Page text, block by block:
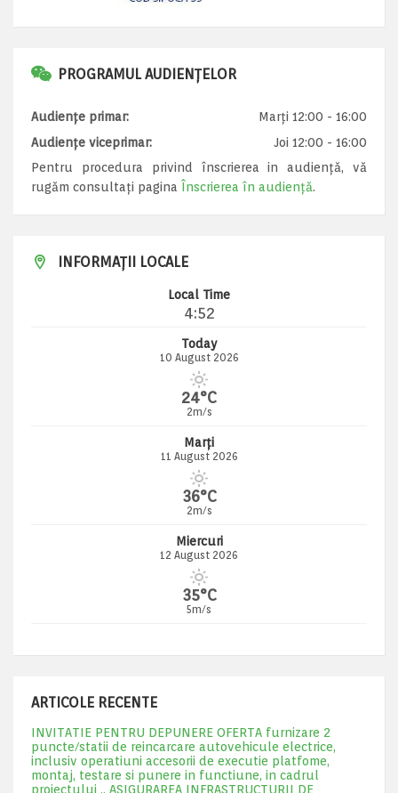
PROGRAMUL AUDIENȚELOR
Audiențe primar:
Marți 12:00 - 16:00
Audiențe viceprimar:
Joi 12:00 - 16:00
Pentru procedura privind înscrierea in audiență, vă
rugăm consultați pagina Înscrierea în audiență.
INFORMAȚII LOCALE
Local Time
4:52
Today
10 August 2026
24°C
2m/s
Marți
11 August 2026
36°C
2m/s
Miercuri
12 August 2026
35°C
5m/s
ARTICOLE RECENTE
INVITATIE PENTRU DEPUNERE OFERTA furnizare 2
puncte/statii de reincarcare autovehicule electrice,
inclusiv operatiuni accesorii de executie platfome,
montaj, testare si punere in functiune, in cadrul
proiectului „ ASIGURAREA INFRASTRUCTURII DE